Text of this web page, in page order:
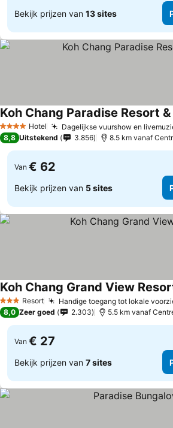
Bekijk prijzen van 13 sites
4 SterrenHotel Dagelijkse vuurshow en
Koh Chang Paradise Resort &
8,8 Uitstekend 3.856 8.5 km vanaf
Van € 62
Bekijk prijzen van 5 sites
3 SterrenResort Handige toegang tot lokale
Koh Chang Grand View
8,0 Zeer goed 2.303 5.5 km vanaf
Van € 27
Bekijk prijzen van 7 sites